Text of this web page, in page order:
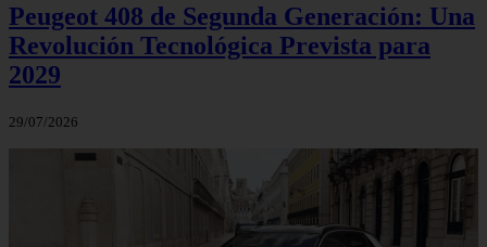
Peugeot 408 de Segunda Generación: Una
Revolución Tecnológica Prevista para
2029
29/07/2026